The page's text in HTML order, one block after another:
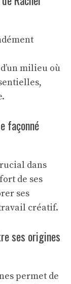
milieu où
façonné
dans
de ses
ses
créatif.
ses origines
permet de